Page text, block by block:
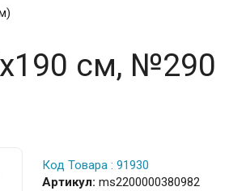
см, №290
Код Товара : 91930
Артикул: ms2200000380982